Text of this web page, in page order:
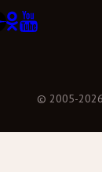
© 2005-2026